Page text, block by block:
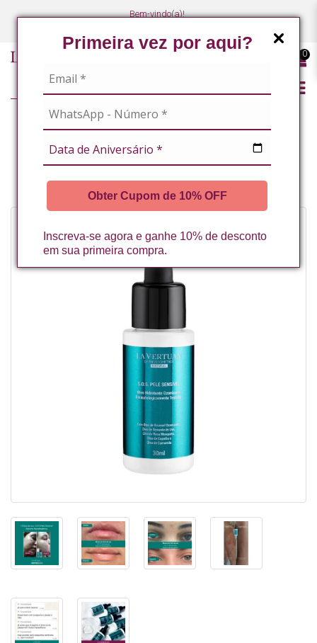
Primeira vez por aqui?
Obter Cupom de 10% OFF
Inscreva-se agora e ganhe 10% de desconto
em sua primeira compra.
Bem-vindo(a)!
0
SOS PELE SENSIVEL 30ML LA VERTUAN (C)